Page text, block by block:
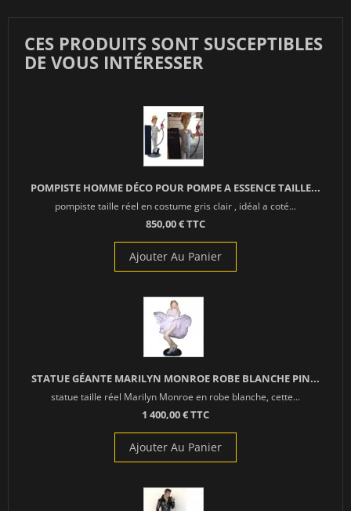
CES PRODUITS SONT SUSCEPTIBLES
DE VOUS INTÉRESSER
POMPISTE HOMME DÉCO POUR POMPE A ESSENCE TAILLE...
pompiste taille réel en costume gris clair , idéal a coté...
850,00 € TTC
Ajouter Au Panier
STATUE GÉANTE MARILYN MONROE ROBE BLANCHE PIN...
statue taille réel Marilyn Monroe en robe blanche, cette...
1 400,00 € TTC
Ajouter Au Panier